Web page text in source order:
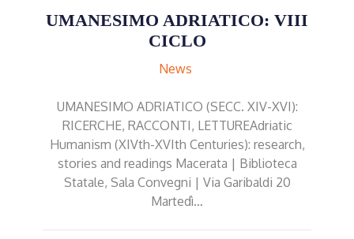
UMANESIMO ADRIATICO: VIII
CICLO
News
UMANESIMO ADRIATICO (SECC. XIV-XVI):
RICERCHE, RACCONTI, LETTUREAdriatic
Humanism (XIVth-XVIth Centuries): research,
stories and readings Macerata | Biblioteca
Statale, Sala Convegni | Via Garibaldi 20
Martedì…